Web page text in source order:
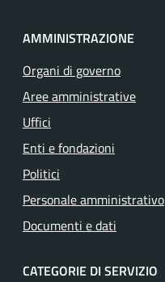
AMMINISTRAZIONE
Organi di governo
Aree amministrative
Uffici
Enti e fondazioni
Politici
Personale amministrativo
Documenti e dati
CATEGORIE DI SERVIZIO